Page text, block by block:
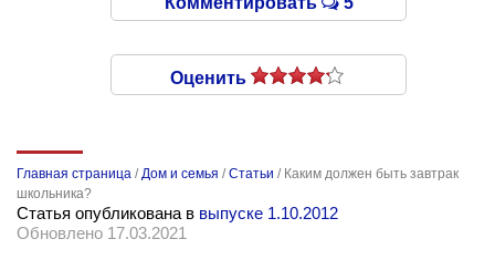
Оценить
Главная страница /Дом и семья /Статьи / Каким должен быть завтрак
школьника?
Статья опубликована в выпуске 1.10.2012
Обновлено 17.03.2021